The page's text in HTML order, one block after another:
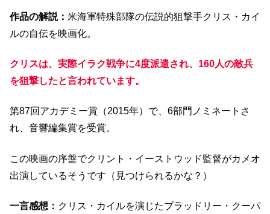
作品の解説： 米海軍特殊部隊の伝説的狙撃手クリス・カイ
ルの自伝を映画化。
クリスは、実際イラク戦争に4度派遣され、160人の敵兵
を狙撃したと言われています。
第87回アカデミー賞（2015年）で、6部門ノミネートさ
れ、音響編集賞を受賞。
この映画の序盤でクリント・イーストウッド監督がカメオ
出演しているそうです（見つけられるかな？）
一言感想： クリス・カイルを演じたブラッドリー・クーパ